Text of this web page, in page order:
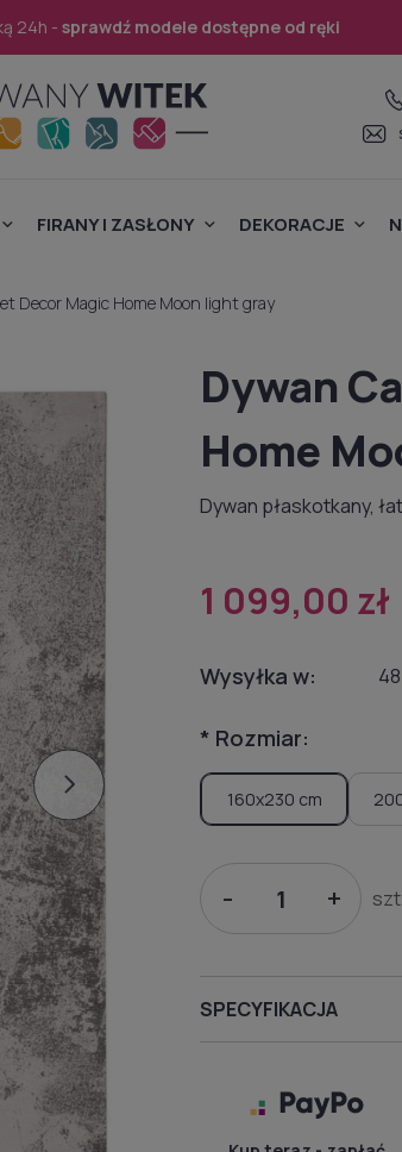
24h - sprawdź modele dostępne od ręki
FIRANY I ZASŁONY DEKORACJE
Decor Magic Home Moon light gray
Dywan
Home
Dywan płaskotkany,
1 099,00 zł
Wysyłka w:
* Rozmiar:
160x230 cm
- +
SPECYFIKACJA